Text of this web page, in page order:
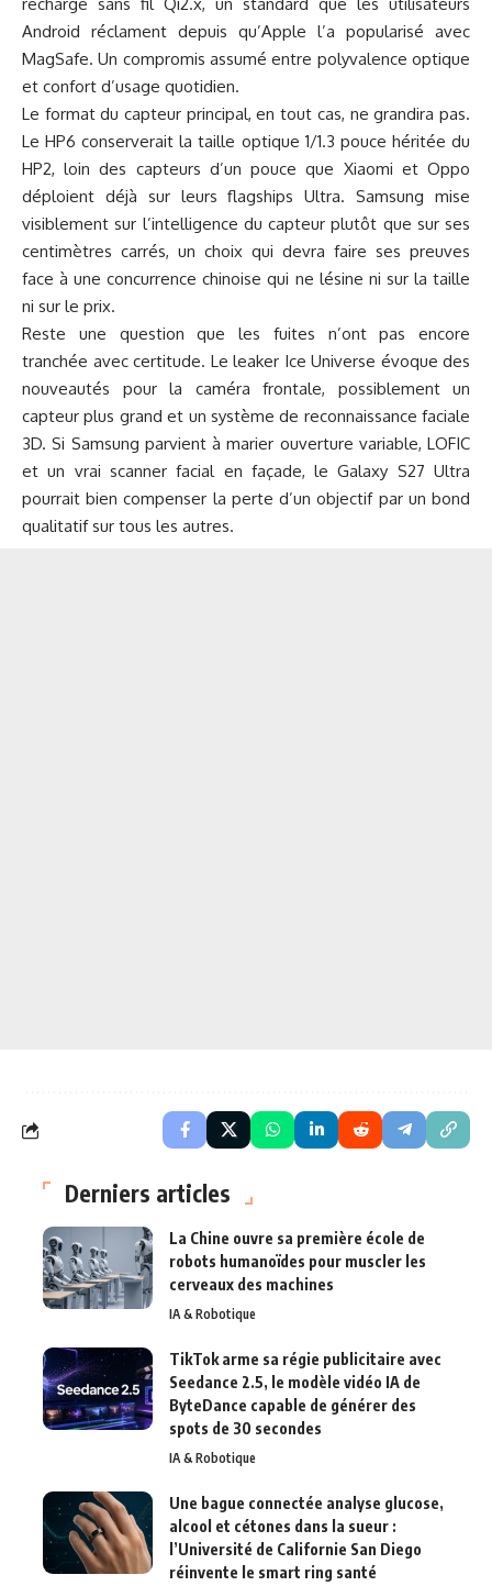
recharge sans fil Qi2.x, un standard que les utilisateurs
Android réclament depuis qu’Apple l’a popularisé avec
MagSafe. Un compromis assumé entre polyvalence optique
et confort d’usage quotidien.
Le format du capteur principal, en tout cas, ne grandira pas.
Le HP6 conserverait la taille optique 1/1.3 pouce héritée du
HP2, loin des capteurs d’un pouce que Xiaomi et Oppo
déploient déjà sur leurs flagships Ultra. Samsung mise
visiblement sur l’intelligence du capteur plutôt que sur ses
centimètres carrés, un choix qui devra faire ses preuves
face à une concurrence chinoise qui ne lésine ni sur la taille
ni sur le prix.
Reste une question que les fuites n’ont pas encore
tranchée avec certitude. Le leaker Ice Universe évoque des
nouveautés pour la caméra frontale, possiblement un
capteur plus grand et un système de reconnaissance faciale
3D. Si Samsung parvient à marier ouverture variable, LOFIC
et un vrai scanner facial en façade, le Galaxy S27 Ultra
pourrait bien compenser la perte d’un objectif par un bond
qualitatif sur tous les autres.
Derniers articles
La Chine ouvre sa première école de
robots humanoïdes pour muscler les
cerveaux des machines
IA & Robotique
TikTok arme sa régie publicitaire avec
Seedance 2.5, le modèle vidéo IA de
ByteDance capable de générer des
spots de 30 secondes
IA & Robotique
Une bague connectée analyse glucose,
alcool et cétones dans la sueur :
l’Université de Californie San Diego
réinvente le smart ring santé